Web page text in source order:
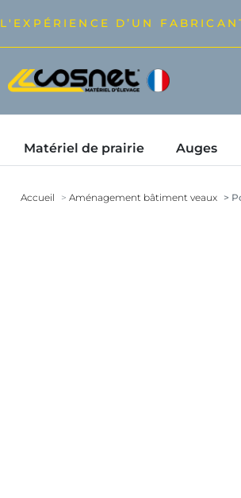
L'EXPÉRIENCE D’UN
Matériel de prairie Auges
Accueil Aménagement bâtiment veaux